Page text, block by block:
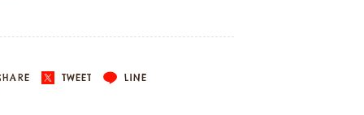
TWEET LINE